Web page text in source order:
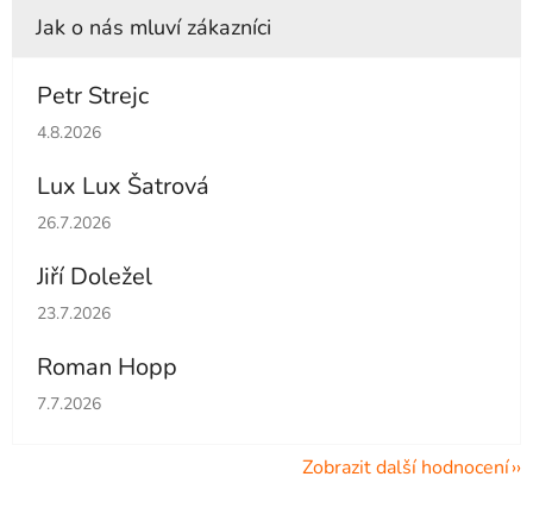
Petr Strejc
Hodnocení obchodu je 5 z 5 hvězdiček.
4.8.2026
Lux Lux Šatrová
Hodnocení obchodu je 5 z 5 hvězdiček.
26.7.2026
Jiří Doležel
Hodnocení obchodu je 5 z 5 hvězdiček.
23.7.2026
Roman Hopp
Hodnocení obchodu je 5 z 5 hvězdiček.
7.7.2026
Zobrazit další hodnocení